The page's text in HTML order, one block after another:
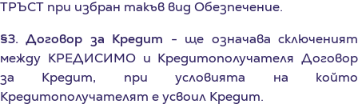
§3. Договор за Кредит- ще означава сключеният
между КРЕДИСИМО и Кредитополучателя Договор
за Кредит, при условията на който
Кредитополучателят е усвоил Кредит.
§4. Кредит- ще означава всяка заявена от